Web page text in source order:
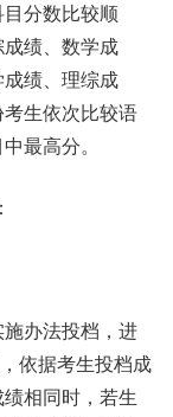
分数比较顺
绩、数学成
绩、理综成
生依次比较语
最高分。
办法投档，进
依据考生投档成
相同时，若生